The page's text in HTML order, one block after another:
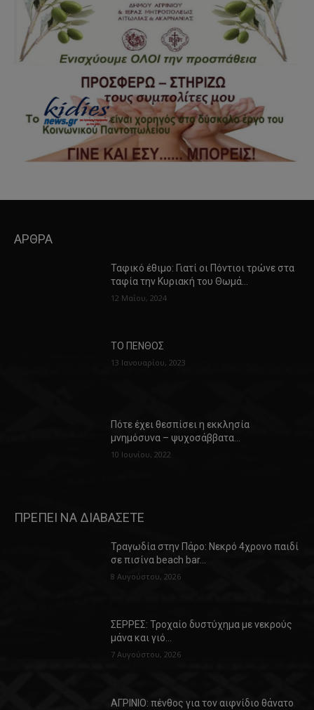
ΑΡΘΡΑ
Ταφικό έθιμο: Γιατί οι Πόντιοι τρώνε στα
ταφία την Κυριακή του Θωμά…
12 Μαΐου, 2024
ΤΟ ΠΕΝΘΟΣ
13 Ιανουαρίου, 2023
Πότε έχει θεσπίσει η εκκλησία
μνημόσυνα – ψυχοσάββατα…
10 Ιουνίου, 2022
ΠΡΕΠΕΙ ΝΑ ΔΙΑΒΑΣΕΤΕ
Τραγωδία στην Πάρο: Νεκρό 4χρονο παιδί
σε πισίνα beach bar…
8 Αυγούστου, 2026
ΣΕΡΡΕΣ: Τροχαίο δυστύχημα με νεκρούς
μάνα και γιό…
7 Αυγούστου, 2026
ΑΓΡΙΝΙΟ: πένθος για τον αιφνίδιο θάνατο